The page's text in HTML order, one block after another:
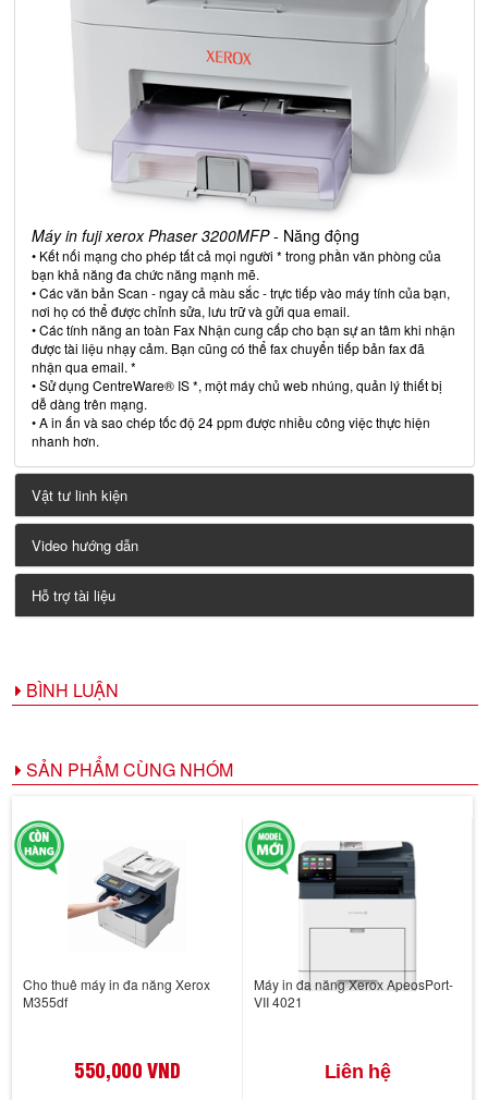
Máy in fuji xerox Phaser 3200MFP- Năng động
• Kết nối mạng cho phép tất cả mọi người * trong phần văn phòng của
bạn khả năng đa chức năng mạnh mẽ.
• Các văn bản Scan - ngay cả màu sắc - trực tiếp vào máy tính của bạn,
nơi họ có thể được chỉnh sửa, lưu trữ và gửi qua email.
• Các tính năng an toàn Fax Nhận cung cấp cho bạn sự an tâm khi nhận
được tài liệu nhạy cảm. Bạn cũng có thể fax chuyển tiếp bản fax đã
nhận qua email. *
• Sử dụng CentreWare® IS *, một máy chủ web nhúng, quản lý thiết bị
dễ dàng trên mạng.
• A in ấn và sao chép tốc độ 24 ppm được nhiều công việc thực hiện
nhanh hơn.
Vật tư linh kiện
Video hướng dẫn
Hỗ trợ tài liệu
BÌNH LUẬN
SẢN PHẨM CÙNG NHÓM
Cho thuê máy in đa năng Xerox
M355df
550,000 VND
Máy in đa năng Xerox ApeosPort-
VII 4021
Liên hệ